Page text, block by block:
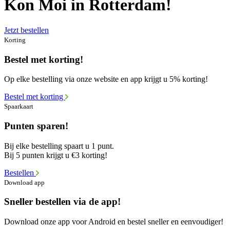
Kon Moi in Rotterdam!
Jetzt bestellen
Korting
Bestel met korting!
Op elke bestelling via onze website en app krijgt u 5% korting!
Bestel met korting
Spaarkaart
Punten sparen!
Bij elke bestelling spaart u 1 punt.
Bij 5 punten krijgt u €3 korting!
Bestellen
Download app
Sneller bestellen via de app!
Download onze app voor Android en bestel sneller en eenvoudiger!